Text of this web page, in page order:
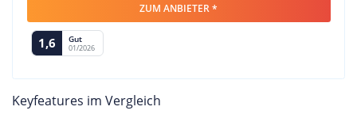
ZUM ANBIETER *
1,6 Gut
01/2026
Keyfeatures im Vergleich